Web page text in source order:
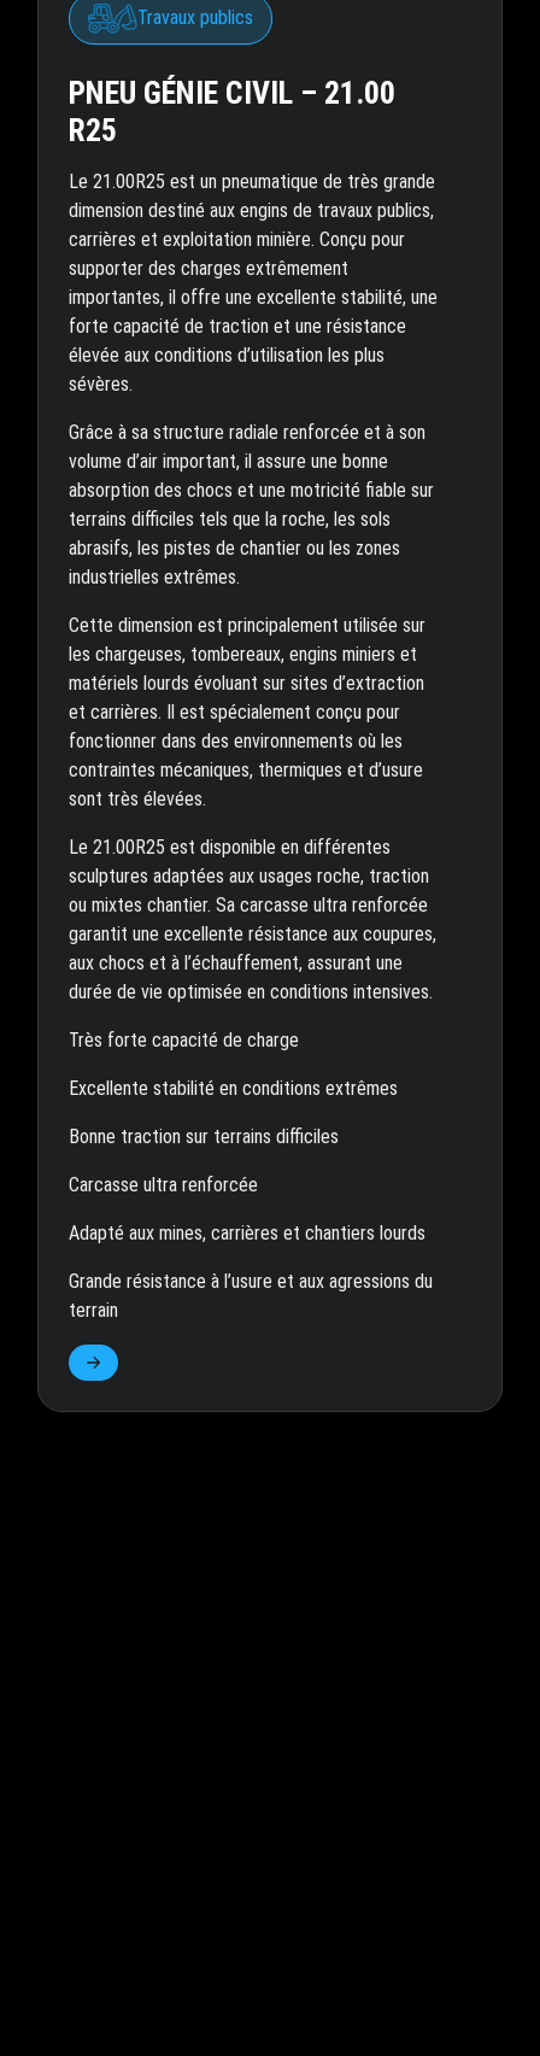
Travaux publics
PNEU GÉNIE CIVIL – 21.00
R25
Le 21.00R25 est un pneumatique de très grande
dimension destiné aux engins de travaux publics,
carrières et exploitation minière. Conçu pour
supporter des charges extrêmement
importantes, il offre une excellente stabilité, une
forte capacité de traction et une résistance
élevée aux conditions d’utilisation les plus
sévères.
Grâce à sa structure radiale renforcée et à son
volume d’air important, il assure une bonne
absorption des chocs et une motricité fiable sur
terrains difficiles tels que la roche, les sols
abrasifs, les pistes de chantier ou les zones
industrielles extrêmes.
Cette dimension est principalement utilisée sur
les chargeuses, tombereaux, engins miniers et
matériels lourds évoluant sur sites d’extraction
et carrières. Il est spécialement conçu pour
fonctionner dans des environnements où les
contraintes mécaniques, thermiques et d’usure
sont très élevées.
Le 21.00R25 est disponible en différentes
sculptures adaptées aux usages roche, traction
ou mixtes chantier. Sa carcasse ultra renforcée
garantit une excellente résistance aux coupures,
aux chocs et à l’échauffement, assurant une
durée de vie optimisée en conditions intensives.
Très forte capacité de charge
Excellente stabilité en conditions extrêmes
Bonne traction sur terrains difficiles
Carcasse ultra renforcée
Adapté aux mines, carrières et chantiers lourds
Grande résistance à l’usure et aux agressions du
terrain